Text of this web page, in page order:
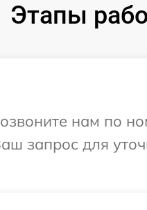
Этапы
нам по
запрос для